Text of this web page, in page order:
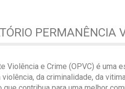
PERMANÊNCIA
Violência e Crime (OPVC) é
da criminalidade, da